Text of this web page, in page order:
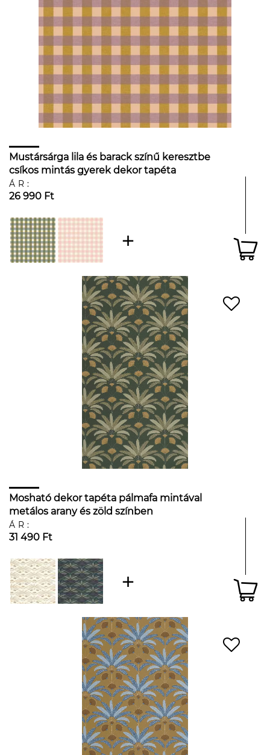
Mustársárga lila és barack színű keresztbe
csíkos mintás gyerek dekor tapéta
ÁR:
26 990 Ft
Mosható dekor tapéta pálmafa mintával
metálos arany és zöld színben
ÁR:
31 490 Ft